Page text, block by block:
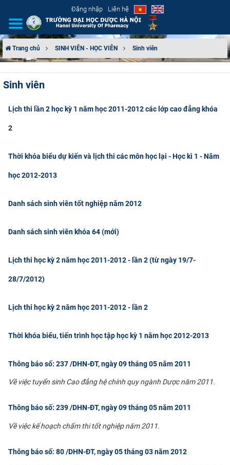
Đăng nhập Liên hệ
Trang chủ SINH VIÊN - HỌC VIÊN Sinh viên
Sinh viên
Lịch thi lần 2 học kỳ 1 năm học 2011-2012 các lớp cao đẳng khóa
2
Thời khóa biểu dự kiến và lịch thi các môn học lại - Học kì 1 - Năm
học 2012-2013
Danh sách sinh viên tốt nghiệp năm 2012
Danh sách sinh viên khóa 64 (mới)
Lịch thi học kỳ 2 năm học 2011-2012 - lần 2 (từ ngày 19/7-
28/7/2012)
Lịch thi học kỳ 2 năm học 2011-2012 - lần 2
Thời khóa biểu, tiến trình học tập học kỳ 1 năm học 2012-2013
Thông báo số: 237 /DHN-ĐT, ngày 09 tháng 05 năm 2011
Về việc tuyển sinh Cao đẳng hệ chính quy ngành Dược năm 2011.​
Thông báo số: 239 /DHN-ĐT, ngày 09 tháng 05 năm 2011
Về việc kế hoạch chấm thi tốt nghiệp năm 2011.​
Thông báo số: 80 /DHN-ĐT, ngày 05 tháng 03 năm 2012